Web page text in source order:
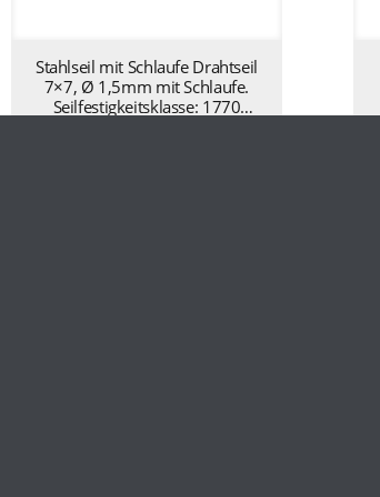
Stahlseil mit Schlaufe Drahtseil
7×7, Ø 1,5mm mit Schlaufe.
Seilfestigkeitsklasse: 1770